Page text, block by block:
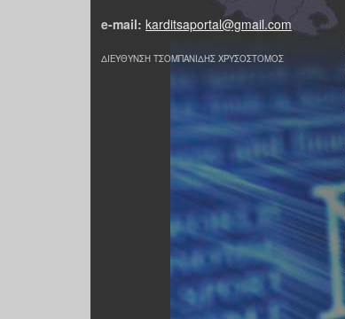
e-mail: karditsaportal@gmail.com
ΔΙΕΥΘΥΝΣΗ ΤΣΟΜΠΑΝΙΔΗΣ ΧΡΥΣΟΣΤΟΜΟΣ